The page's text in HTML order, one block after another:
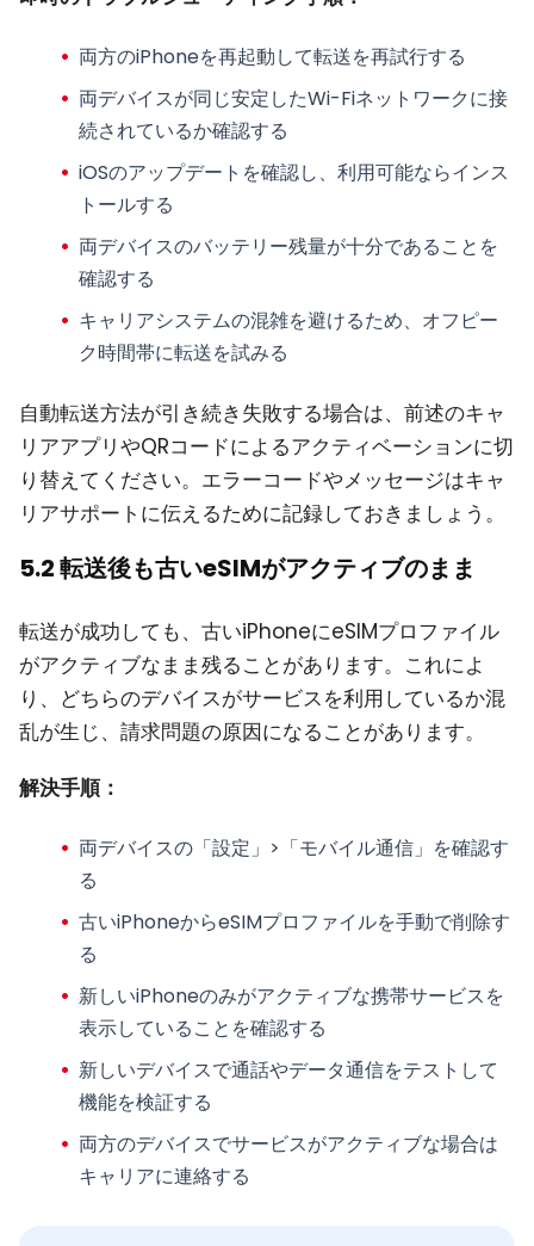
両方のiPhoneを再起動して転送を再試行する
両デバイスが同じ安定したWi-Fiネットワークに接
続されているか確認する
iOSのアップデートを確認し、利用可能ならインス
トールする
両デバイスのバッテリー残量が十分であることを
確認する
キャリアシステムの混雑を避けるため、オフピー
ク時間帯に転送を試みる
自動転送方法が引き続き失敗する場合は、前述のキャ
リアアプリやQRコードによるアクティベーションに切
り替えてください。エラーコードやメッセージはキャ
リアサポートに伝えるために記録しておきましょう。
5.2 転送後も古いeSIMがアクティブのまま
転送が成功しても、古いiPhoneにeSIMプロファイル
がアクティブなまま残ることがあります。これによ
り、どちらのデバイスがサービスを利用しているか混
乱が生じ、請求問題の原因になることがあります。
解決手順：
両デバイスの「設定」>「モバイル通信」を確認す
る
古いiPhoneからeSIMプロファイルを手動で削除す
る
新しいiPhoneのみがアクティブな携帯サービスを
表示していることを確認する
新しいデバイスで通話やデータ通信をテストして
機能を検証する
両方のデバイスでサービスがアクティブな場合は
キャリアに連絡する